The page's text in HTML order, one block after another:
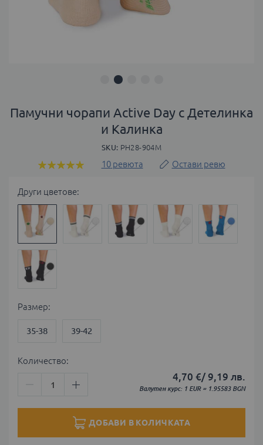
към
началото
Памучни чорапи Active Day с Детелинка
и Калинка
SKU PH28-904M
Оценка:
10 ревюта Остави ревю
Други цветове:
Размер
35-38 39-42
4,70 €/ 9,19 лв.
Валутен курс: 1 EUR = 1.95583 BGN
Количество:
ДОБАВИ В КОЛИЧКАТА